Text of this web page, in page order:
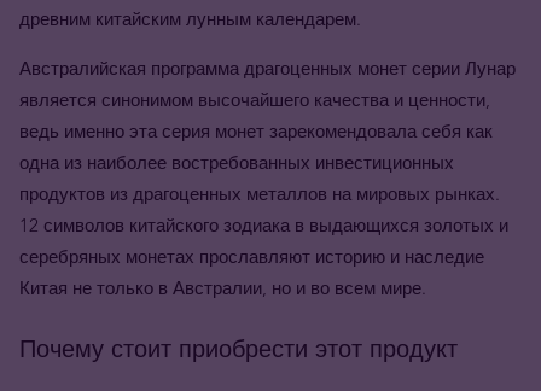
древним китайским лунным календарем.
Австралийская программа драгоценных монет серии Лунар
является синонимом высочайшего качества и ценности,
ведь именно эта серия монет зарекомендовала себя как
одна из наиболее востребованных инвестиционных
продуктов из драгоценных металлов на мировых рынках.
12 символов китайского зодиака в выдающихся золотых и
серебряных монетах прославляют историю и наследие
Китая не только в Австралии, но и во всем мире.
Почему стоит приобрести этот продукт